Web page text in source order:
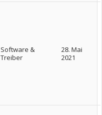
Software &
Treiber
28. Mai
2021